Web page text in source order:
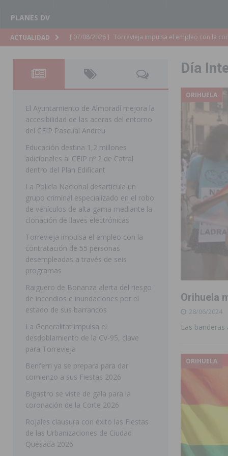
PLANES DV
ACTUALIDAD [ 07/08/2026 ] Raiguero de Bonanza alerta del
[ 07/08/2026 ]
La Generalitat impulsa el
[ 07/08/2026 ] Benferri ya se prepara para dar
[ 07/08/2026 ] Bigastro se viste de gala para la
[ 07/08/2026 ] Rojales clausura con éxito las Fiestas
Redován presenta la programación de
Arcángel
REDOVÁN
[ 06/08/2026 ]
El PSOE denuncia una nueva prórroga
La Diputación destina dos millones
ellos varios de la Vega Baja
Vegavacaciones 2026 amplía su
SAN MIGUEL DE SALINAS
[ 06/08/2026 ] La Diputación de Alicante inyectará
San Miguel de Salinas abre las
Patronales 2026
SAN MIGUEL DE SALINAS
[ 07/08/2026 ]
El Ayuntamiento de Almoradí mejora
ALMORADÍ
[ 07/08/2026 ]
[ 07/08/2026 ] La Policía Nacional desarticula un
[ 07/08/2026 ]
TORREVIEJA
Día
ORIHUELA
Orihuela
28/06/2024
Las
ORIHUELA
El Ayuntamiento de Almoradí mejora la
accesibilidad de las aceras del entorno
del CEIP Pascual Andreu
Educación destina 1,2 millones
adicionales al CEIP nº 2 de Catral
dentro del Plan Edificant
La Policía Nacional desarticula un
grupo criminal especializado en el robo
de vehículos de alta gama mediante la
clonación de llaves electrónicas
Torrevieja impulsa el empleo con la
contratación de 55 personas
desempleadas a través de seis
programas
Raiguero de Bonanza alerta del riesgo
de incendios e inundaciones por el
estado de sus barrancos
La Generalitat impulsa el
desdoblamiento de la CV-95, clave
para Torrevieja
Benferri ya se prepara para dar
comienzo a sus Fiestas 2026
Bigastro se viste de gala para la
coronación de la Corte 2026
Rojales clausura con éxito las Fiestas
de las Urbanizaciones de Ciudad
Quesada 2026